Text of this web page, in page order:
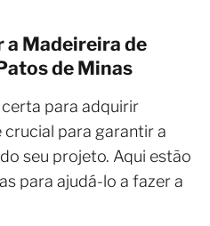
a Madeireira de
de Minas
para adquirir
crucial para garantir a
seu projeto. Aqui estão
para ajudá-lo a fazer a